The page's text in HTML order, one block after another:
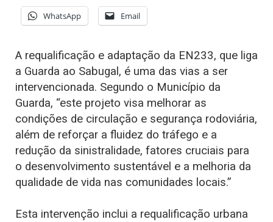
WhatsApp Email
A requalificação e adaptação da EN233, que liga
a Guarda ao Sabugal, é uma das vias a ser
intervencionada. Segundo o Município da
Guarda, “este projeto visa melhorar as
condições de circulação e segurança rodoviária,
além de reforçar a fluidez do tráfego e a
redução da sinistralidade, fatores cruciais para
o desenvolvimento sustentável e a melhoria da
qualidade de vida nas comunidades locais.”
Esta intervenção inclui a requalificação urbana